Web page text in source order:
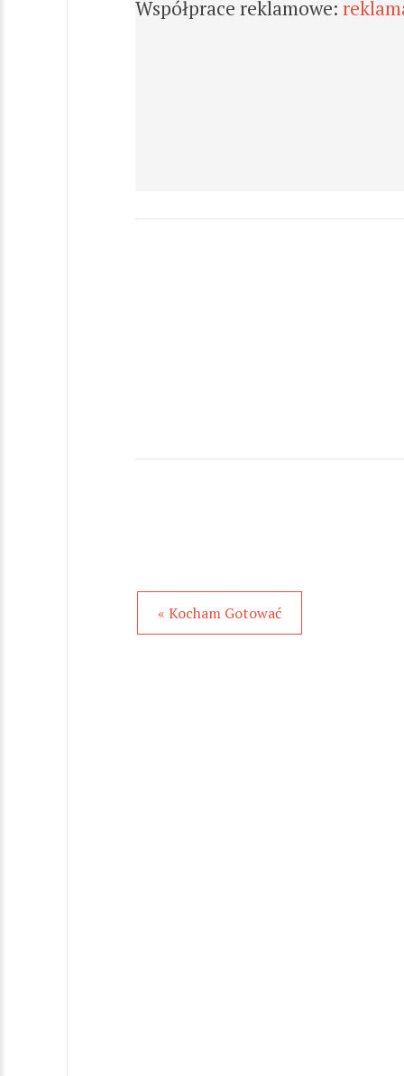
Współprace reklamowe:
« Kocham Gotować